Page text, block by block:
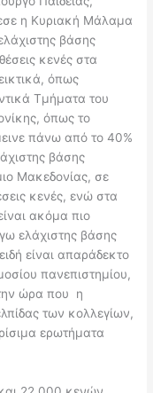
η Κυριακή Μάλαμα
βάσης
κενές στα
όπως
Τμήματα του
όπως το
πάνω από το 40%
βάσης
Μακεδονίας, σε
κενές, ενώ στα
ακόμα πιο
ελάχιστης βάσης
είναι απαράδεκτο
πανεπιστημίου,
ώρα που η
των κολλεγίων,
ερωτήματα